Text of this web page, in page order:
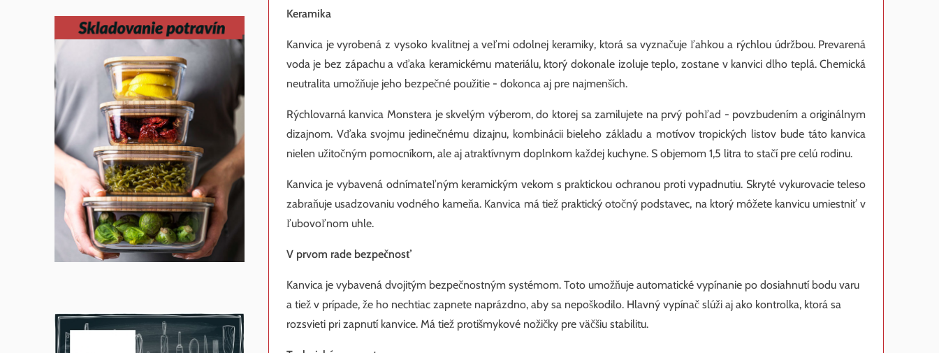
Keramika
Kanvica je vyrobená z vysoko kvalitnej a veľmi odolnej keramiky, ktorá sa vyznačuje ľahkou a rýchlou údržbou. Prevarená
voda je bez zápachu a vďaka keramickému materiálu, ktorý dokonale izoluje teplo, zostane v kanvici dlho teplá. Chemická
neutralita umožňuje jeho bezpečné použitie - dokonca aj pre najmenších.
Rýchlovarná kanvica Monstera je skvelým výberom, do ktorej sa zamilujete na prvý pohľad - povzbudením a originálnym
dizajnom. Vďaka svojmu jedinečnému dizajnu, kombinácii bieleho základu a motívov tropických listov bude táto kanvica
nielen užitočným pomocníkom, ale aj atraktívnym doplnkom každej kuchyne. S objemom 1,5 litra to stačí pre celú rodinu.
Kanvica je vybavená odnímateľným keramickým vekom s praktickou ochranou proti vypadnutiu. Skryté vykurovacie teleso
zabraňuje usadzovaniu vodného kameňa. Kanvica má tiež praktický otočný podstavec, na ktorý môžete kanvicu umiestniť v
ľubovoľnom uhle.
V prvom rade bezpečnosť
Kanvica je vybavená dvojitým bezpečnostným systémom. Toto umožňuje automatické vypínanie po dosiahnutí bodu varu
a tiež v prípade, že ho nechtiac zapnete naprázdno, aby sa nepoškodilo. Hlavný vypínač slúži aj ako kontrolka, ktorá sa
rozsvieti pri zapnutí kanvice. Má tiež protišmykové nožičky pre väčšiu stabilitu.